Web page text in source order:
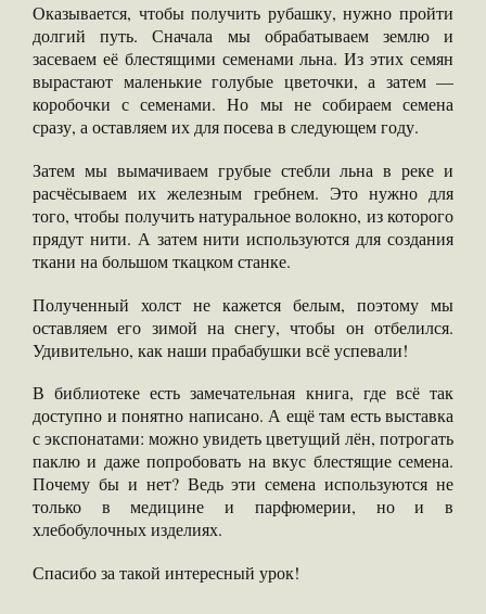
Оказывается, чтобы получить рубашку, нужно пройти
долгий путь. Сначала мы обрабатываем землю и
засеваем её блестящими семенами льна. Из этих семян
вырастают маленькие голубые цветочки, а затем —
коробочки с семенами. Но мы не собираем семена
сразу, а оставляем их для посева в следующем году.
Затем мы вымачиваем грубые стебли льна в реке и
расчёсываем их железным гребнем. Это нужно для
того, чтобы получить натуральное волокно, из которого
прядут нити. А затем нити используются для создания
ткани на большом ткацком станке.
Полученный холст не кажется белым, поэтому мы
оставляем его зимой на снегу, чтобы он отбелился.
Удивительно, как наши прабабушки всё успевали!
В библиотеке есть замечательная книга, где всё так
доступно и понятно написано. А ещё там есть выставка
с экспонатами: можно увидеть цветущий лён, потрогать
паклю и даже попробовать на вкус блестящие семена.
Почему бы и нет? Ведь эти семена используются не
только в медицине и парфюмерии, но и в
хлебобулочных изделиях.
Спасибо за такой интересный урок!